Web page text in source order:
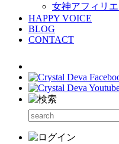
女神アフィリエ
HAPPY VOICE
BLOG
CONTACT